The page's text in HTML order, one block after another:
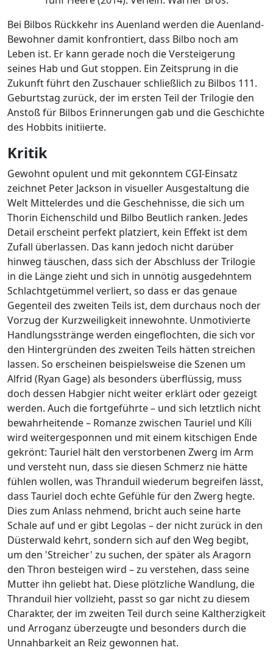
Bei Bilbos Rückkehr ins Auenland werden die Auenland-
Bewohner damit konfrontiert, dass Bilbo noch am
Leben ist. Er kann gerade noch die Versteigerung
seines Hab und Gut stoppen. Ein Zeitsprung in die
Zukunft führt den Zuschauer schließlich zu Bilbos 111.
Geburtstag zurück, der im ersten Teil der Trilogie den
Anstoß für Bilbos Erinnerungen gab und die Geschichte
des Hobbits initiierte.
Kritik
Gewohnt opulent und mit gekonntem CGI-Einsatz
zeichnet Peter Jackson in visueller Ausgestaltung die
Welt Mittelerdes und die Geschehnisse, die sich um
Thorin Eichenschild und Bilbo Beutlich ranken. Jedes
Detail erscheint perfekt platziert, kein Effekt ist dem
Zufall überlassen. Das kann jedoch nicht darüber
hinweg täuschen, dass sich der Abschluss der Trilogie
in die Länge zieht und sich in unnötig ausgedehntem
Schlachtgetümmel verliert, so dass er das genaue
Gegenteil des zweiten Teils ist, dem durchaus noch der
Vorzug der Kurzweiligkeit innewohnte. Unmotivierte
Handlungsstränge werden eingeflochten, die sich vor
den Hintergründen des zweiten Teils hätten streichen
lassen. So erscheinen beispielsweise die Szenen um
Alfrid (Ryan Gage) als besonders überflüssig, muss
doch dessen Habgier nicht weiter erklärt oder gezeigt
werden. Auch die fortgeführte – und sich letztlich nicht
bewahrheitende – Romanze zwischen Tauriel und Kíli
wird weitergesponnen und mit einem kitschigen Ende
gekrönt: Tauriel hält den verstorbenen Zwerg im Arm
und versteht nun, dass sie diesen Schmerz nie hätte
fühlen wollen, was Thranduil wiederum begreifen lässt,
dass Tauriel doch echte Gefühle für den Zwerg hegte.
Dies zum Anlass nehmend, bricht auch seine harte
Schale auf und er gibt Legolas – der nicht zurück in den
Düsterwald kehrt, sondern sich auf den Weg begibt,
um den 'Streicher' zu suchen, der später als Aragorn
den Thron besteigen wird – zu verstehen, dass seine
Mutter ihn geliebt hat. Diese plötzliche Wandlung, die
Thranduil hier vollzieht, passt so gar nicht zu diesem
Charakter, der im zweiten Teil durch seine Kaltherzigkeit
und Arroganz überzeugte und besonders durch die
Unnahbarkeit an Reiz gewonnen hat.